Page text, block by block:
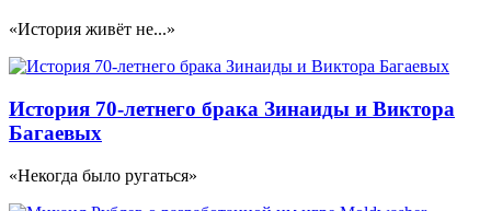
«История живёт не...»
История 70-летнего брака Зинаиды и Виктора
Багаевых
«Некогда было ругаться»